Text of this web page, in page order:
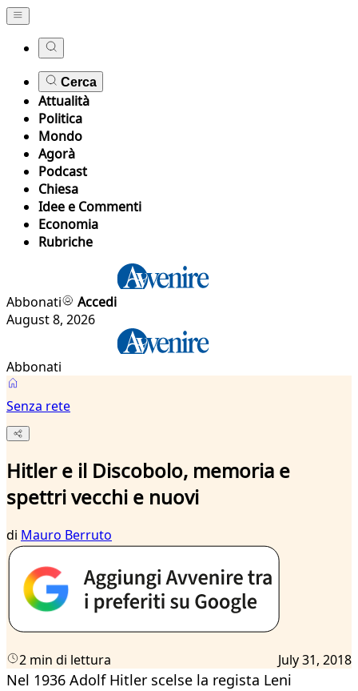
Cerca
Attualità
Politica
Mondo
Agorà
Podcast
Chiesa
Idee e Commenti
Economia
Rubriche
Abbonati
Accedi
August 8, 2026
Abbonati
Senza rete
Hitler e il Discobolo, memoria e
spettri vecchi e nuovi
di Mauro Berruto
2 min di lettura July 31, 2018
Nel 1936 Adolf Hitler scelse la regista Leni